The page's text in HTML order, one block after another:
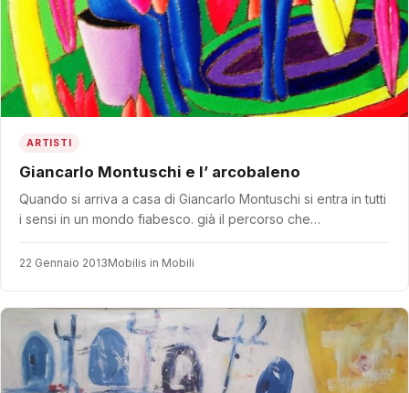
ARTISTI
Giancarlo Montuschi e l’ arcobaleno
Quando si arriva a casa di Giancarlo Montuschi si entra in tutti
i sensi in un mondo fiabesco. già il percorso che…
22 Gennaio 2013Mobilis in Mobili